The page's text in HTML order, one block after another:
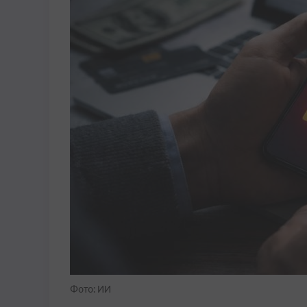
Фото: ИИ